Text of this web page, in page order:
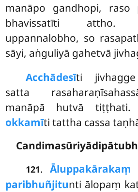
manāpo gandhopi, raso
bhavissatīti
uppannalobho, so
sāyi, aṅguliyā gahetvā
Acchādesīti
satta
manāpā hutvā tiṭṭhati.
okkamīti tattha cassa
121.Āluppakārakaṃ
paribhuñjitunti ālopaṃ